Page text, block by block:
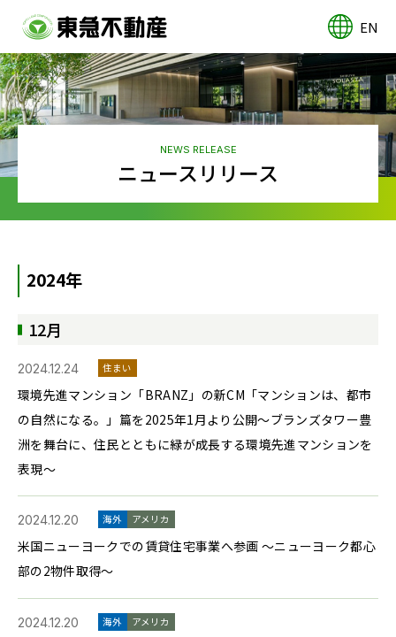
EN
NEWS RELEASE
ニュースリリース
2024年
12月
2024.12.24 住まい
環境先進マンション「BRANZ」の新CM「マンションは、都市
の自然になる。」篇を2025年1月より公開～ブランズタワー豊
洲を舞台に、住民とともに緑が成長する環境先進マンションを
表現～
2024.12.20 海外 アメリカ
米国ニューヨークでの賃貸住宅事業へ参画 ～ニューヨーク都心
部の2物件取得～
2024.12.20 海外 アメリカ